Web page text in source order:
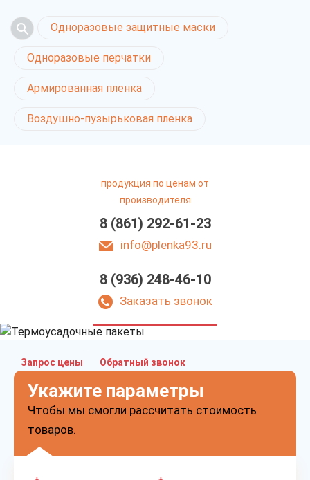
Одноразовые защитные маски
Одноразовые перчатки
Армированная пленка
Воздушно-пузырьковая пленка
продукция по ценам от
производителя
8 (861) 292-61-23
info@plenka93.ru
8 (936) 248-46-10
Заказать звонок
Термоусадочные
пакеты в Краснодар
Запрос цены Обратный звонок
Укажите параметры
Чтобы мы смогли рассчитать стоимость
товаров.